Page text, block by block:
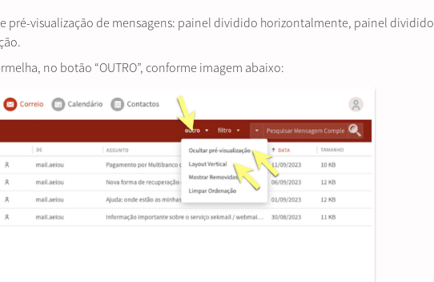
pré-visualização de mensagens: painel dividido horizontalmente, painel dividido
no botão “OUTRO”, conforme imagem abaixo: